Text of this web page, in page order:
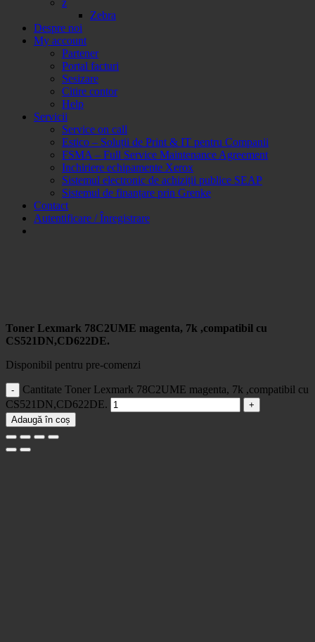
Zebra
Despre noi
My account
Partener
Portal facturi
Sesizare
Citire contor
Help
Servicii
Service on call
Estico – Soluții de Print & IT pentru Companii
FSMA – Full Service Maintenance Agreement
Inchiriere echipamente Xerox
Sistemul electronic de achiziții publice SEAP
Sistemul de finanțare prin Grenke
Contact
Autentificare / Înregistrare
Toner Lexmark 78C2UME magenta, 7k ,compatibil cu
CS521DN,CD622DE.
Disponibil pentru pre-comenzi
Cantitate Toner Lexmark 78C2UME magenta, 7k ,compatibil cu
CS521DN,CD622DE.
Adaugă în coș